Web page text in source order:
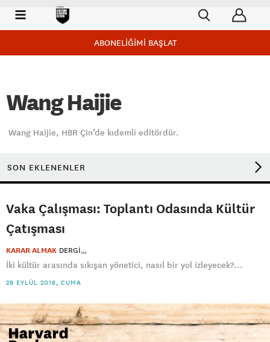
ABONELİĞİMİ BAŞLAT
Wang Haijie
Wang Haijie, HBR Çin’de kıdemli editördür.
SON EKLENENLER
Vaka Çalışması: Toplantı Odasında Kültür
Çatışması
KARAR ALMAK DERGI
İki kültür arasında sıkışan yönetici, nasıl bir yol izleyecek?...
28 EYLÜL 2018, CUMA